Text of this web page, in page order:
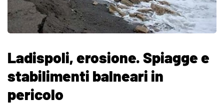
Ladispoli, erosione. Spiagge e
stabilimenti balneari in
pericolo